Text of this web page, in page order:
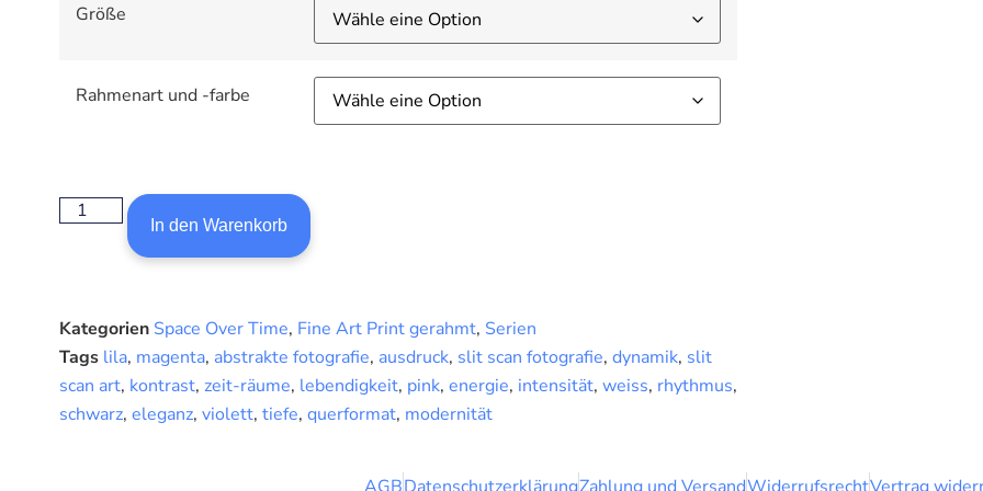
Größe
Rahmenart und -farbe
In den Warenkorb
Kategorien Space Over Time, Fine Art Print gerahmt, Serien
Tags lila, magenta, abstrakte fotografie, ausdruck, slit scan fotografie, dynamik, slit
scan art, kontrast, zeit-räume, lebendigkeit, pink, energie, intensität, weiss, rhythmus,
schwarz, eleganz, violett, tiefe, querformat, modernität